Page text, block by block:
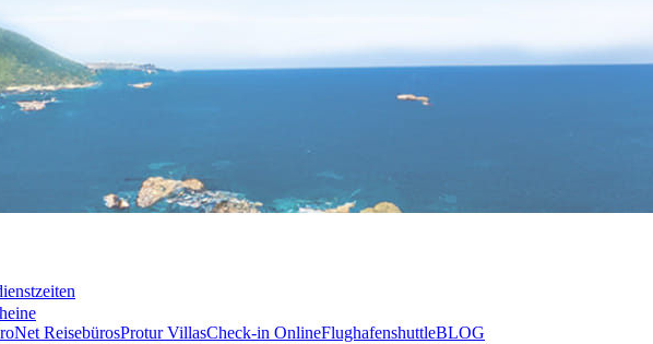
ReisebürosProtur VillasCheck-in OnlineFlughafenshuttleBLOG